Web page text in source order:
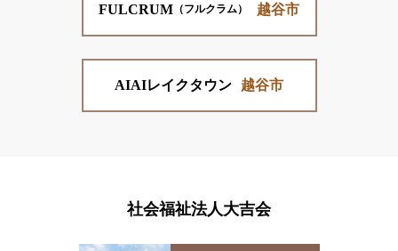
FULCRUM （フルクラム） 越谷市
AIAIレイクタウン 越谷市
社会福祉法人大吉会